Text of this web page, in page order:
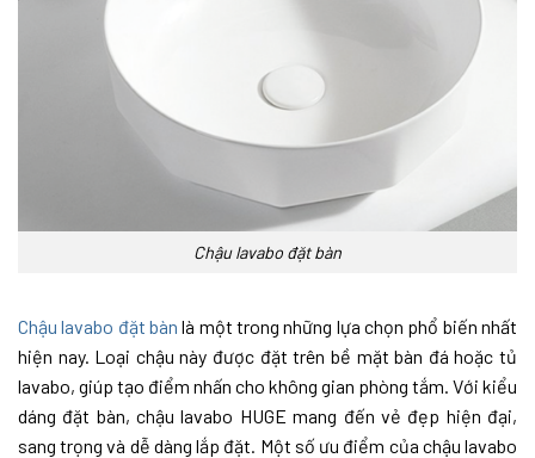
Chậu lavabo đặt bàn
Chậu lavabo đặt bàn là một trong những lựa chọn phổ biến nhất
hiện nay. Loại chậu này được đặt trên bề mặt bàn đá hoặc tủ
lavabo, giúp tạo điểm nhấn cho không gian phòng tắm. Với kiểu
dáng đặt bàn, chậu lavabo HUGE mang đến vẻ đẹp hiện đại,
sang trọng và dễ dàng lắp đặt. Một số ưu điểm của chậu lavabo